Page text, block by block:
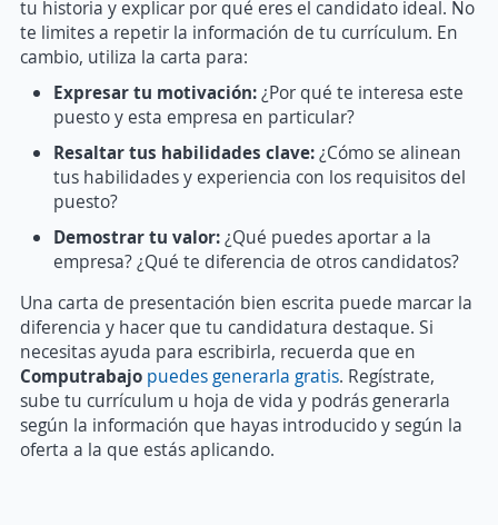
tu historia y explicar por qué eres el candidato ideal. No
te limites a repetir la información de tu currículum. En
cambio, utiliza la carta para:
Expresar tu motivación:¿Por qué te interesa este
puesto y esta empresa en particular?
Resaltar tus habilidades clave:¿Cómo se alinean
tus habilidades y experiencia con los requisitos del
puesto?
Demostrar tu valor:¿Qué puedes aportar a la
empresa? ¿Qué te diferencia de otros candidatos?
Una carta de presentación bien escrita puede marcar la
diferencia y hacer que tu candidatura destaque. Si
necesitas ayuda para escribirla, recuerda que en
Computrabajo puedes generarla gratis. Regístrate,
sube tu currículum u hoja de vida y podrás generarla
según la información que hayas introducido y según la
oferta a la que estás aplicando.